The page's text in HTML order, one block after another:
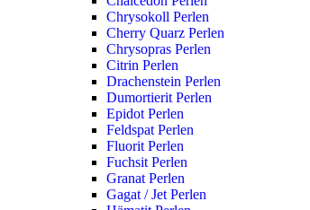
Chrysokoll Perlen
Cherry Quarz Perlen
Chrysopras Perlen
Citrin Perlen
Drachenstein Perlen
Dumortierit Perlen
Epidot Perlen
Feldspat Perlen
Fluorit Perlen
Fuchsit Perlen
Granat Perlen
Gagat / Jet Perlen